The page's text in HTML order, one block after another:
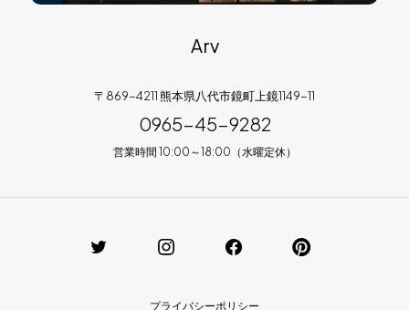
Arv
〒869-4211 熊本県八代市鏡町上鏡1149-11
0965-45-9282
営業時間 10:00～18:00（水曜定休）
プライバシーポリシー